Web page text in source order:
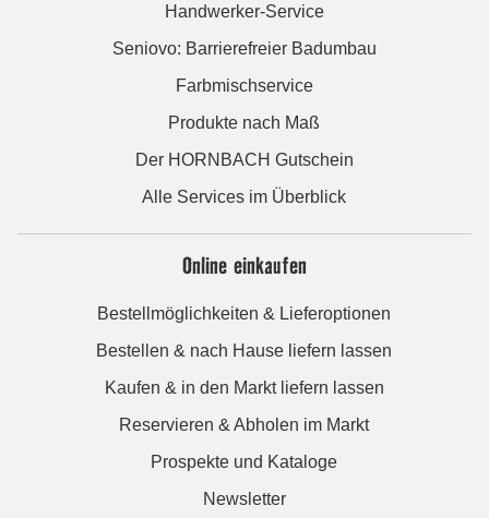
Handwerker-Service
Seniovo: Barrierefreier Badumbau
Farbmischservice
Produkte nach Maß
Der HORNBACH Gutschein
Alle Services im Überblick
Online einkaufen
Bestellmöglichkeiten & Lieferoptionen
Bestellen & nach Hause liefern lassen
Kaufen & in den Markt liefern lassen
Reservieren & Abholen im Markt
Prospekte und Kataloge
Newsletter